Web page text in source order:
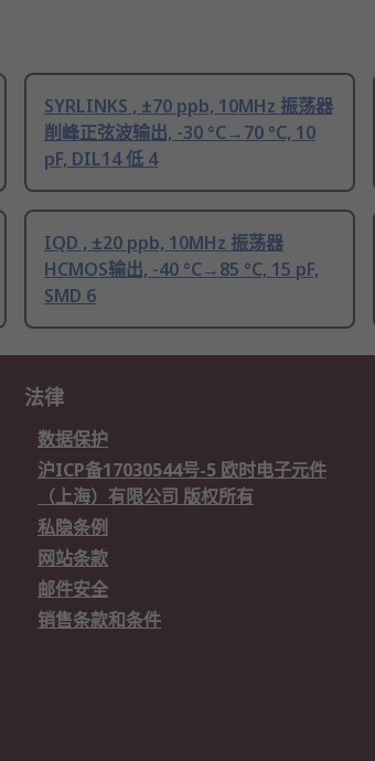
SYRLINKS , ±70 ppb, 10MHz 振荡器
削峰正弦波输出, -30 °C→70 °C, 10
pF, DIL14 低 4
IQD , ±20 ppb, 10MHz 振荡器
HCMOS输出, -40 °C→85 °C, 15 pF,
SMD 6
法律
数据保护
沪ICP备17030544号-5 欧时电子元件
（上海）有限公司 版权所有
私隐条例
网站条款
邮件安全
销售条款和条件